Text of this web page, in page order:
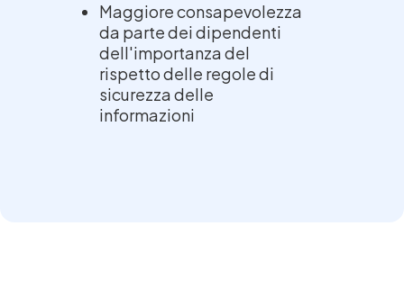
Maggiore consapevolezza
da parte dei dipendenti
dell'importanza del
rispetto delle regole di
sicurezza delle
informazioni